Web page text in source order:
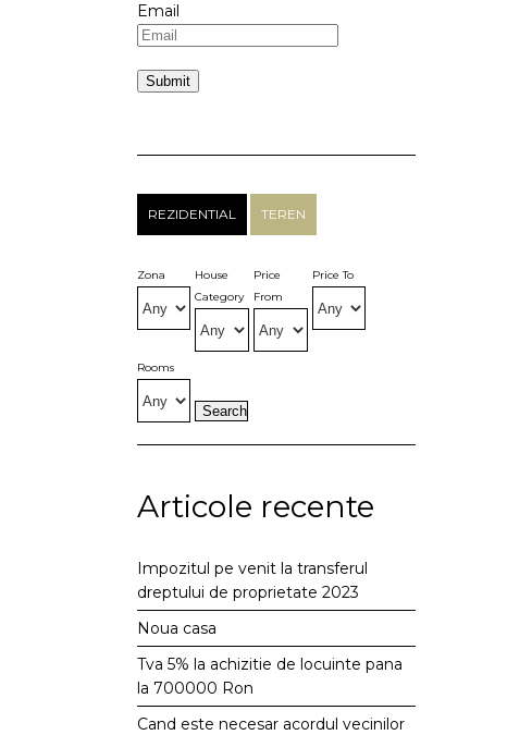
Email
REZIDENTIAL TEREN
Zona
House
Category
Price
From
Price To
Rooms
Articole recente
Impozitul pe venit la transferul
dreptului de proprietate 2023
Noua casa
Tva 5% la achizitie de locuinte pana
la 700000 Ron
Cand este necesar acordul vecinilor